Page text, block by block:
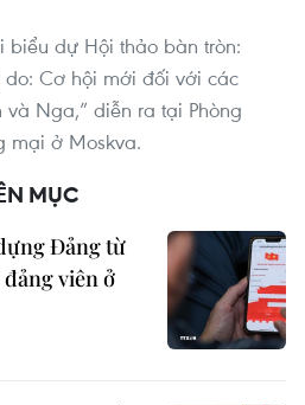
dự Hội thảo bàn tròn:
Cơ hội mới đối với các
Nga,” diễn ra tại Phòng
mại ở Moskva.
MỤC
Đảng từ
viên ở